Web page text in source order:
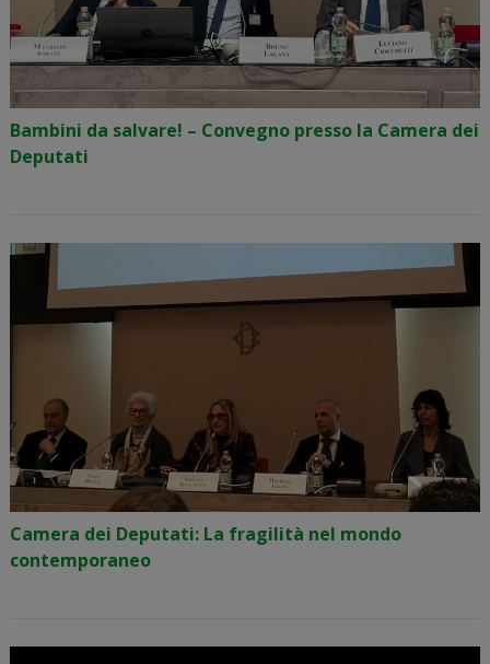
Bambini da salvare! – Convegno presso la Camera dei
Deputati
Camera dei Deputati: La fragilità nel mondo
contemporaneo